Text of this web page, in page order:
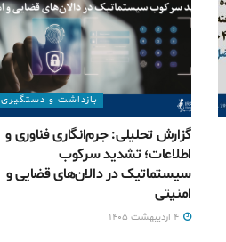
بازداشت و دستگیری
گزارش تحلیلی: جرم‌انگاری فناوری و
اطلاعات؛ تشدید سرکوب
سیستماتیک در دالان‌های قضایی و
امنیتی